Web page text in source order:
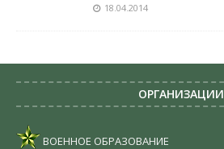
18.04.2014
ОРГАНИЗАЦИИ
ВОЕННОЕ ОБРАЗОВАНИЕ